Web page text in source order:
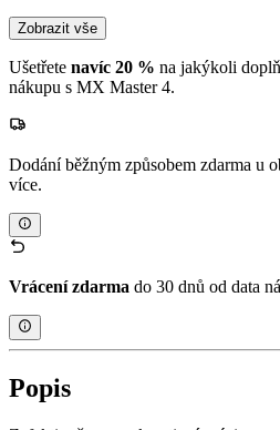
Zobrazit vše
Ušetřete navíc 20 % na jakýkoli
nákupu s MX Master 4.
Dodání běžným způsobem zdarma u
více.
Vrácení zdarma do 30 dnů od data
Popis